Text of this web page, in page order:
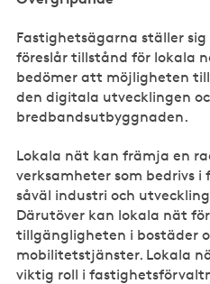
Fastighetsägarna ställer
föreslår tillstånd för lokala
bedömer att möjligheten
den digitala utvecklingen
bredbandsutbyggnaden.
Lokala nät kan främja en
verksamheter som bedrivs
såväl industri och
Därutöver kan lokala nät
tillgängligheten i bostäder
mobilitetstjänster. Lokala
viktig roll i